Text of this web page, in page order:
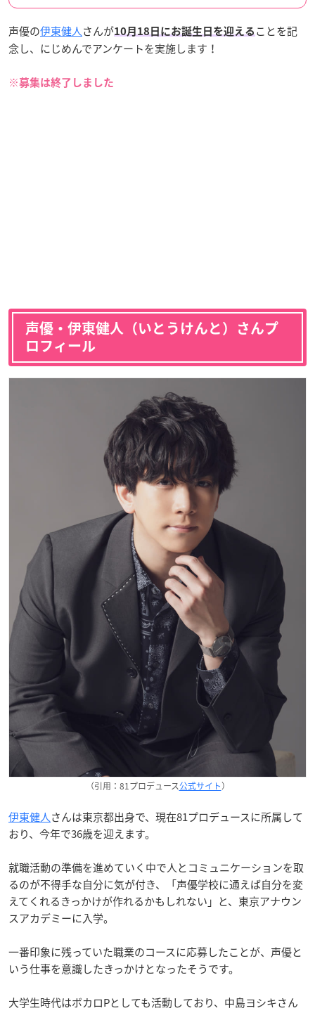
声優の伊東健人さんが10月18日にお誕生日を迎える ことを記
念し、にじめんでアンケートを実施します！
※募集は終了しました
声優・伊東健人（いとうけんと）さんプ
ロフィール
（引用：81プロデュース公式サイト）
伊東健人さんは東京都出身で、現在81プロデュースに所属して
おり、今年で36歳を迎えます。
就職活動の準備を進めていく中で人とコミュニケーションを取
るのが不得手な自分に気が付き、「声優学校に通えば自分を変
えてくれるきっかけが作れるかもしれない」と、東京アナウン
スアカデミーに入学。
一番印象に残っていた職業のコースに応募したことが、声優と
いう仕事を意識したきっかけとなったそうです。
大学生時代はボカロPとしても活動しており、中島ヨシキさん